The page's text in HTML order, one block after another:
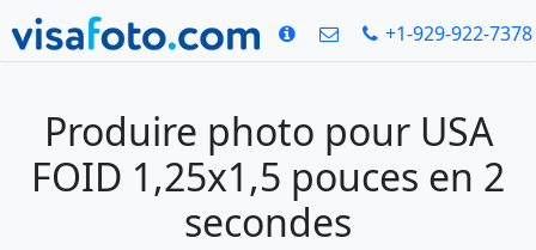
+1-929-922-7378
Produire photo pour USA
FOID 1,25x1,5 pouces en 2
secondes